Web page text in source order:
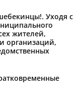
Уходя с
жителей,
организаций,